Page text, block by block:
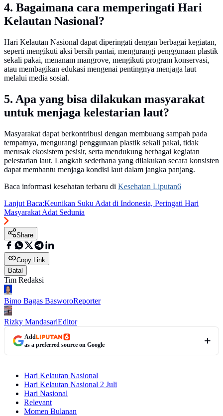
4. Bagaimana cara memperingati Hari
Kelautan Nasional?
Hari Kelautan Nasional dapat diperingati dengan berbagai kegiatan,
seperti mengikuti aksi bersih pantai, mengurangi penggunaan plastik
sekali pakai, menanam mangrove, mengikuti program konservasi,
atau membagikan edukasi mengenai pentingnya menjaga laut
melalui media sosial.
5. Apa yang bisa dilakukan masyarakat
untuk menjaga kelestarian laut?
Masyarakat dapat berkontribusi dengan membuang sampah pada
tempatnya, mengurangi penggunaan plastik sekali pakai, tidak
merusak ekosistem pesisir, serta mendukung berbagai kegiatan
pelestarian laut. Langkah sederhana yang dilakukan secara konsisten
dapat membantu menjaga kondisi laut dalam jangka panjang.
Baca informasi kesehatan terbaru di Kesehatan Liputan6
Lanjut Baca:Keunikan Suku Adat di Indonesia, Peringati Hari
Masyarakat Adat Sedunia
Share
Copy Link
Batal
Tim Redaksi
Bimo Bagas BasworoReporter
Rizky MandasariEditor
Add
as a preferred source on Google
Hari Kelautan Nasional
Hari Kelautan Nasional 2 Juli
Hari Nasional
Relevant
Momen Bulanan